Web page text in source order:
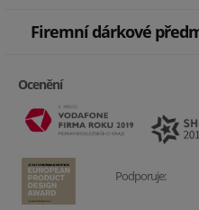
Firemní dárkové
Ocenění
Podporuje: